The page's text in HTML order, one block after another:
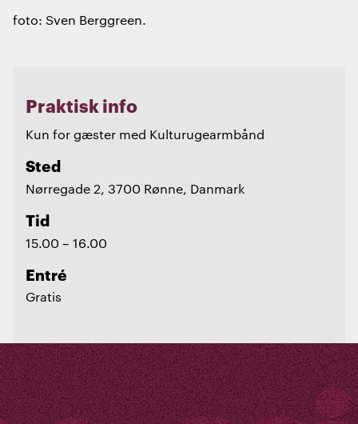
foto: Sven Berggreen.
Praktisk info
Kun for gæster med Kulturugearmbånd
Sted
Nørregade 2, 3700 Rønne, Danmark
Tid
15.00 – 16.00
Entré
Gratis